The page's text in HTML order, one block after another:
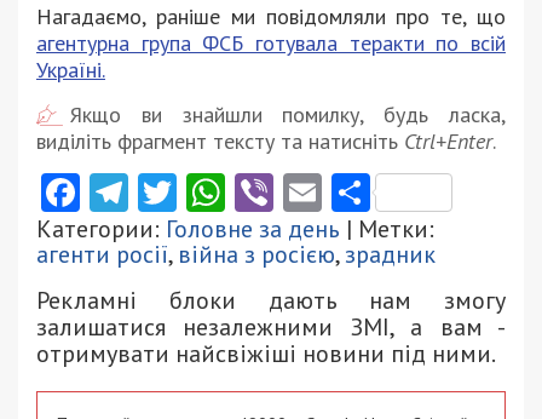
Нагадаємо, раніше ми повідомляли про те, що
агентурна група ФСБ готувала теракти по всій
Україні.
Якщо ви знайшли помилку, будь ласка,
виділіть фрагмент тексту та натисніть Ctrl+Enter.
Facebook
Telegram
Twitter
WhatsApp
ViberEmail
Категории: Головне за день | Метки:
агенти росії, війна з росією,зрадник
Рекламні блоки дають нам змогу
залишатися незалежними ЗМІ, а вам -
отримувати найсвіжіші новини під ними.